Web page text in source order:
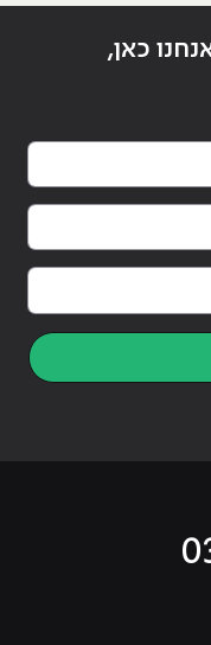
"קורס סייבר ואבטחת מידע Ethical
כאן,